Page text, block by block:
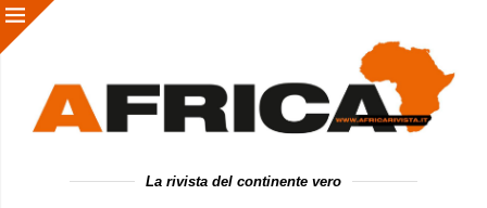
La rivista del continente vero